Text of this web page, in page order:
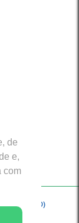
de
e,
com
Velho (RO)